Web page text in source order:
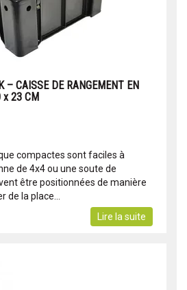
– CAISSE DE RANGEMENT EN
x 23 CM
compactes sont faciles à
de 4x4 ou une soute de
être positionnées de manière
de la place...
Lire la suite